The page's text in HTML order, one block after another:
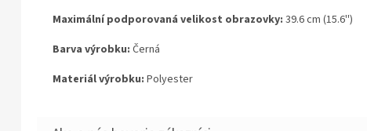
Maximální podporovaná velikost obrazovky: 39.6 cm (15.6'')
Barva výrobku: Černá
Materiál výrobku: Polyester